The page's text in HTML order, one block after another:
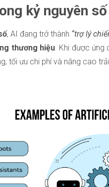
kỷ nguyên số
, AI đang trở thành “trợ lý
thương hiệu. Khi được ứng
tối ưu chi phí và nâng cao